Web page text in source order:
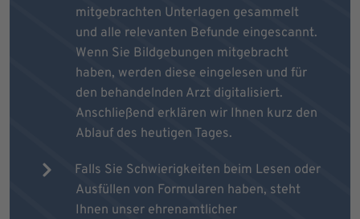
mitgebrachten Unterlagen gesammelt
und alle relevanten Befunde eingescannt.
Wenn Sie Bildgebungen mitgebracht
haben, werden diese eingelesen und für
den behandelnden Arzt digitalisiert.
Anschließend erklären wir Ihnen kurz den
Ablauf des heutigen Tages.
Falls Sie Schwierigkeiten beim Lesen oder
Ausfüllen von Formularen haben, steht
Ihnen unser ehrenamtlicher